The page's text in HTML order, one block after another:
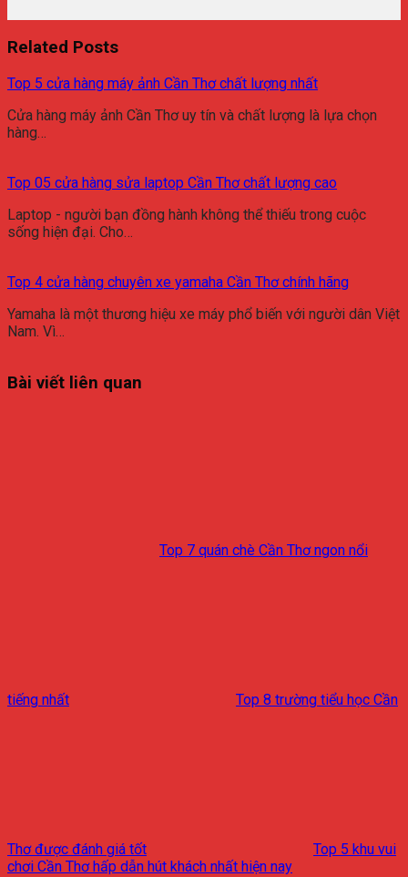
Related Posts
Top 5 cửa hàng máy ảnh Cần Thơ chất lượng nhất
Cửa hàng máy ảnh Cần Thơ uy tín và chất lượng là lựa chọn
hàng…
Top 05 cửa hàng sửa laptop Cần Thơ chất lượng cao
Laptop - người bạn đồng hành không thể thiếu trong cuộc
sống hiện đại. Cho…
Top 4 cửa hàng chuyên xe yamaha Cần Thơ chính hãng
Yamaha là một thương hiệu xe máy phổ biến với người dân Việt
Nam. Vì…
Bài viết liên quan
Top 7 quán chè Cần Thơ ngon nổi
tiếng nhất Top 8 trường tiểu học Cần
Thơ được đánh giá tốt
Top 5 khu vui
chơi Cần Thơ hấp dẫn hút khách nhất hiện nay